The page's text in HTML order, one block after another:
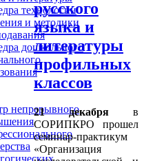
технологии
и методики
дошкольного
непрерывного
русского
языка и
литературы
профильных
классов
21 декабря в
СОРИПКРО прошел
семинар-практикум
«Организация